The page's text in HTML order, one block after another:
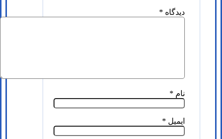
دیدگاه *
نام *
ایمیل *